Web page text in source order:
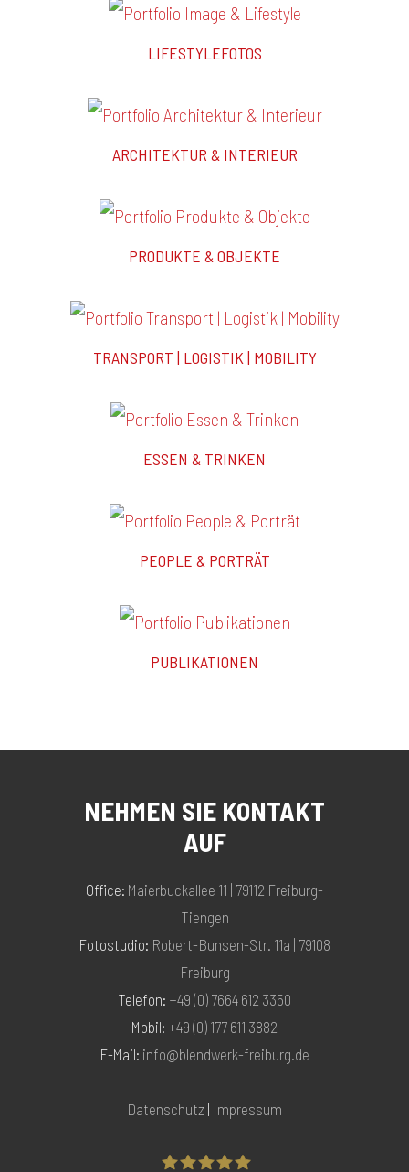
LIFESTYLEFOTOS
ARCHITEKTUR & INTERIEUR
PRODUKTE & OBJEKTE
TRANSPORT | LOGISTIK | MOBILITY
ESSEN & TRINKEN
PEOPLE & PORTRÄT
PUBLIKATIONEN
NEHMEN SIE KONTAKT
AUF
Office: Maierbuckallee 11 | 79112 Freiburg-
Tiengen
Fotostudio: Robert-Bunsen-Str. 11a | 79108
Freiburg
Telefon: +49 (0) 7664 612 3350
Mobil: +49 (0) 177 611 3882
E-Mail: info@blendwerk-freiburg.de
Datenschutz | Impressum